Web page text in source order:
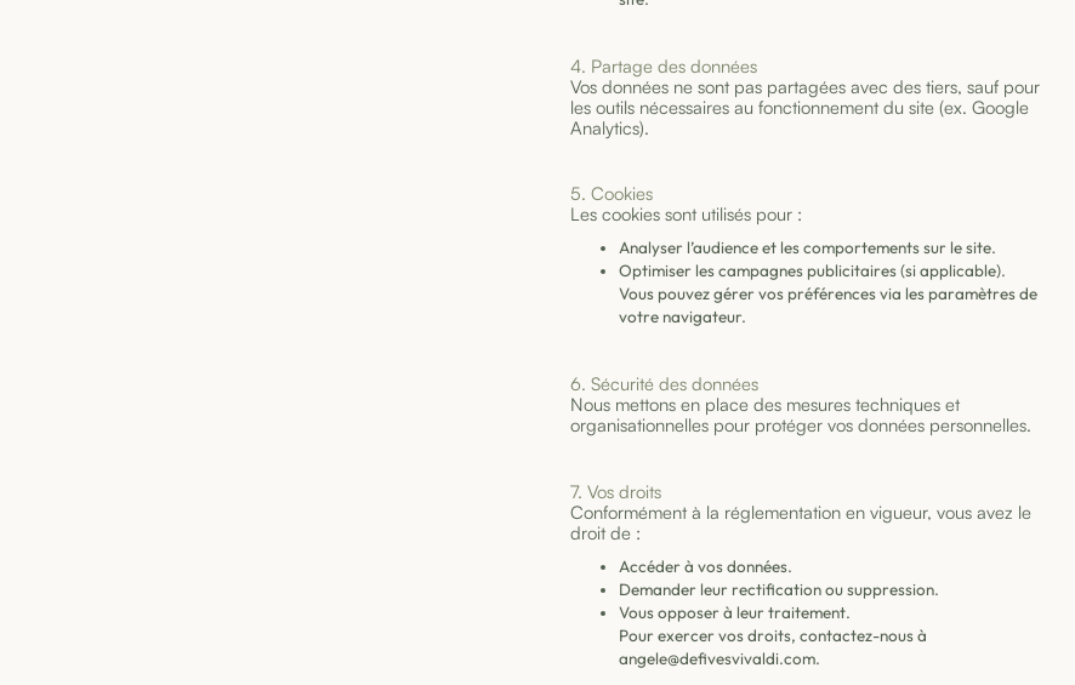
4. Partage des données
Vos données ne sont pas partagées avec des tiers, sauf pour
les outils nécessaires au fonctionnement du site (ex. Google
Analytics).
5. Cookies
Les cookies sont utilisés pour :
Analyser l’audience et les comportements sur le site.
Optimiser les campagnes publicitaires (si applicable).
Vous pouvez gérer vos préférences via les paramètres de
votre navigateur.
6. Sécurité des données
Nous mettons en place des mesures techniques et
organisationnelles pour protéger vos données personnelles.
7. Vos droits
Conformément à la réglementation en vigueur, vous avez le
droit de :
Accéder à vos données.
Demander leur rectification ou suppression.
Vous opposer à leur traitement.
Pour exercer vos droits, contactez-nous à
angele@defivesvivaldi.com.